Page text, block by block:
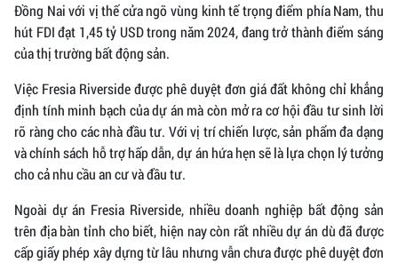
Đồng Nai với vị thế cửa ngõ vùng kinh tế trọng điểm phía Nam, thu
hút FDI đạt 1,45 tỷ USD trong năm 2024, đang trở thành điểm sáng
của thị trường bất động sản.
Việc Fresia Riverside được phê duyệt đơn giá đất không chỉ khẳng
định tính minh bạch của dự án mà còn mở ra cơ hội đầu tư sinh lời
rõ ràng cho các nhà đầu tư. Với vị trí chiến lược, sản phẩm đa dạng
và chính sách hỗ trợ hấp dẫn, dự án hứa hẹn sẽ là lựa chọn lý tưởng
cho cả nhu cầu an cư và đầu tư.
Ngoài dự án Fresia Riverside, nhiều doanh nghiệp bất động sản
trên địa bàn tỉnh cho biết, hiện nay còn rất nhiều dự án dù đã được
cấp giấy phép xây dựng từ lâu nhưng vẫn chưa được phê duyệt đơn